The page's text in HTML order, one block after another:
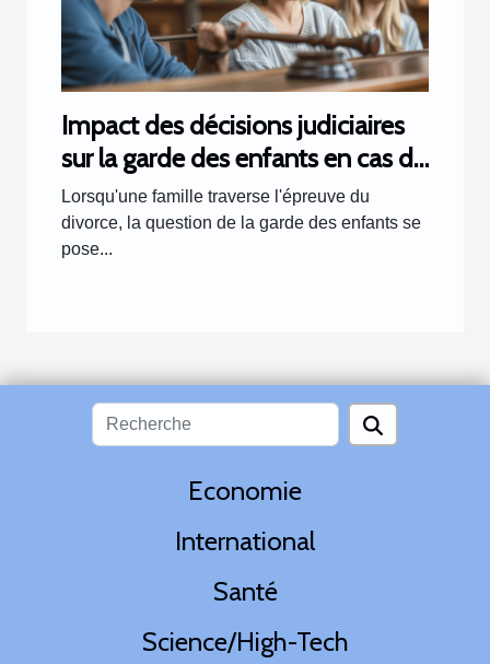
Impact des décisions judiciaires
sur la garde des enfants en cas de
divorce
Lorsqu'une famille traverse l'épreuve du
divorce, la question de la garde des enfants se
pose...
Economie
International
Santé
Science/High-Tech